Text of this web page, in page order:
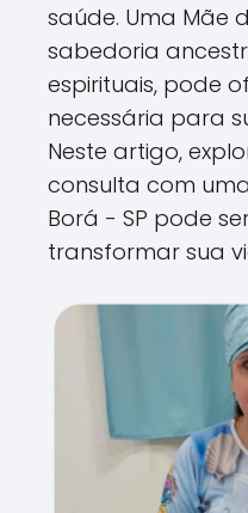
saúde. Uma Mãe
sabedoria
espirituais, pode
necessária para
Neste artigo,
consulta com
Borá - SP pode
transformar sua